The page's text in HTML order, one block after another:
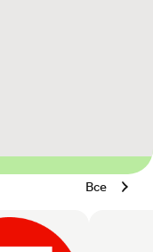
Все